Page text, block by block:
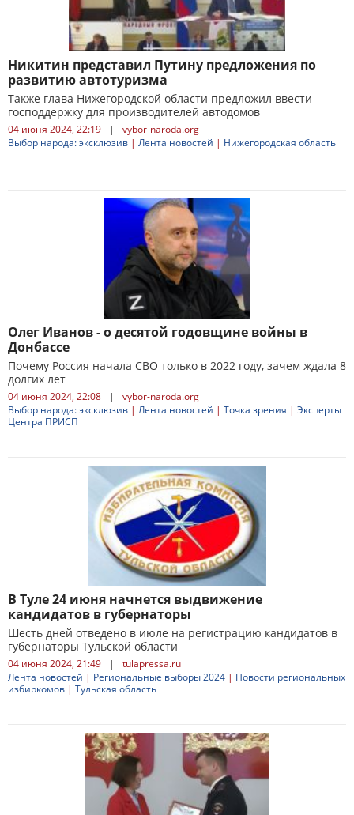
Никитин представил Путину предложения по
развитию автотуризма
Также глава Нижегородской области предложил ввести
господдержку для производителей автодомов
04 июня 2024, 22:19 |
vybor-naroda.org
Выбор народа: эксклюзив | Лента новостей | Нижегородская область
Олег Иванов - о десятой годовщине войны в
Донбассе
Почему Россия начала СВО только в 2022 году, зачем ждала 8
долгих лет
04 июня 2024, 22:08 |
vybor-naroda.org
Выбор народа: эксклюзив | Лента новостей | Точка зрения | Эксперты
Центра ПРИСП
В Туле 24 июня начнется выдвижение
кандидатов в губернаторы
Шесть дней отведено в июле на регистрацию кандидатов в
губернаторы Тульской области
04 июня 2024, 21:49 |
tulapressa.ru
Лента новостей | Региональные выборы 2024 | Новости региональных
избиркомов | Тульская область